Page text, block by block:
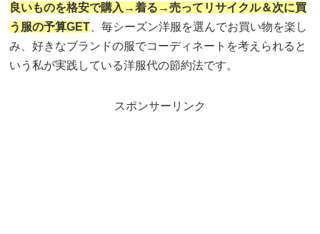
良いものを格安で購入→着る→売ってリサイクル＆次に買
う服の予算GET 、毎シーズン洋服を選んでお買い物を楽し
み、好きなブランドの服でコーディネートを考えられると
いう私が実践している洋服代の節約法です。
スポンサーリンク